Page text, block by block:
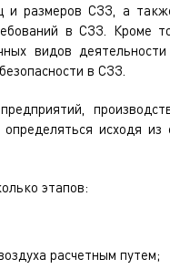
и размеров СЗЗ, а
в СЗЗ. Кроме
видов
в СЗЗ.
исходя из
этапов:
расчетным путем;